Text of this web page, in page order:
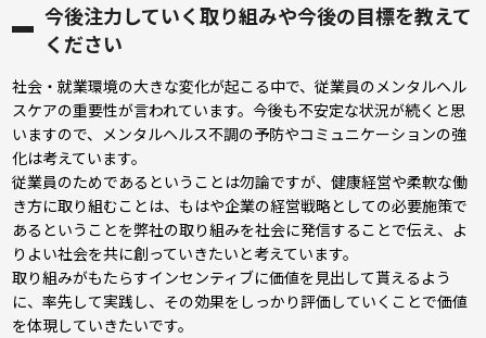
今後注力していく取り組みや今後の目標を教えて
ください
社会・就業環境の大きな変化が起こる中で、従業員のメンタルヘル
スケアの重要性が言われています。今後も不安定な状況が続くと思
いますので、メンタルヘルス不調の予防やコミュニケーションの強
化は考えています。
従業員のためであるということは勿論ですが、健康経営や柔軟な働
き方に取り組むことは、もはや企業の経営戦略としての必要施策で
あるということを弊社の取り組みを社会に発信することで伝え、よ
りよい社会を共に創っていきたいと考えています。
取り組みがもたらすインセンティブに価値を見出して貰えるよう
に、率先して実践し、その効果をしっかり評価していくことで価値
を体現していきたいです。